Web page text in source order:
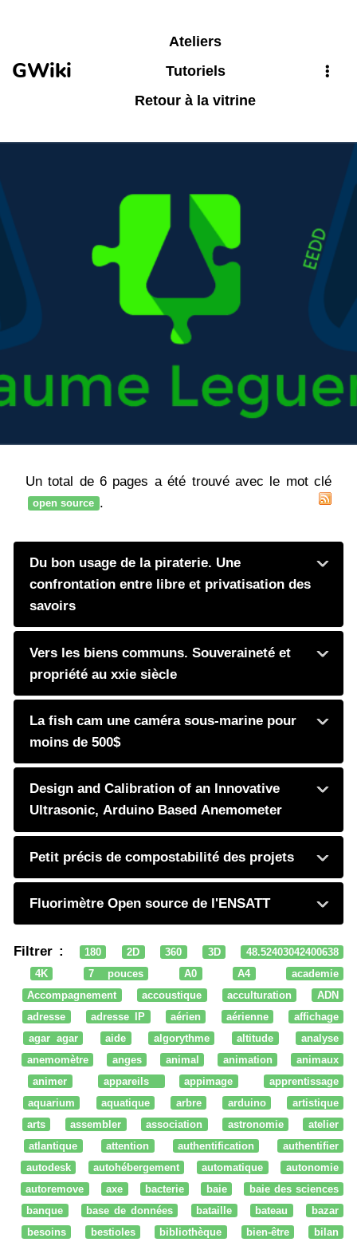
GWiki
Ateliers
Tutoriels
Retour à la vitrine
Un total de 6 pages a été trouvé avec le mot clé
open source .
Du bon usage de la piraterie. Une
confrontation entre libre et privatisation des
savoirs
Vers les biens communs. Souveraineté et
propriété au xxie siècle
La fish cam une caméra sous-marine pour
moins de 500$
Design and Calibration of an Innovative
Ultrasonic, Arduino Based Anemometer
Petit précis de compostabilité des projets
Fluorimètre Open source de l'ENSATT
Filtrer : 180 2D 360 3D
48.52403042400638
4K
7 pouces A0 A4
academie
Accompagnement
accoustique acculturation
ADN
adresse
adresse IP aérien aérienne
affichage
agar agar
aide algorythme altitude
analyse
anemomètre
anges animal animation
animaux
animer
appareils appimage
apprentissage
aquarium
aquatique arbre arduino
artistique
arts
assembler association astronomie
atelier
atlantique
attention authentification
authentifier
autodesk
autohébergement automatique
autonomie
autoremove
axe bacterie baie
baie des sciences
banque
base de données bataille bateau
bazar
besoins
bestioles bibliothèque bien-être
bilan